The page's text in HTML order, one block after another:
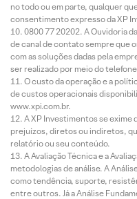
no todo ou em parte, qualquer
consentimento expresso da XP
0800 77 20202. A Ouvidoria
de canal de contato sempre que
com as soluções dadas pela
ser realizado por meio do
O custo da operação e a
de custos operacionais
www.xpi.com.br.
A XP Investimentos se exime
prejuízos, diretos ou indiretos,
relatório ou seu conteúdo.
A Avaliação Técnica e a
metodologias de análise. A
como tendência, suporte,
entre outros. Já a Análise